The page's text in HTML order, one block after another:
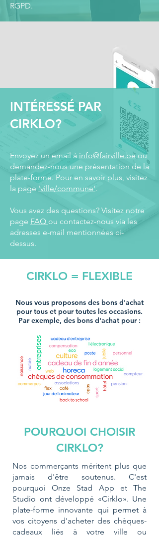
RGPD.
INTÉRESSÉ PAR
CIRKLO?
Envoyez un email à info@fairville.be ou
demandez-nous une présentation de la
plate-forme. Pour en savoir plus, visitez
la page 'ville/commune'.
Vous avez des questions? Visitez notre
page FAQ ou contactez-nous via les
adresses e-mail mentionnées ci-
dessus.
CIRKLO = FLEXIBLE
Nous vous proposons des bons d'achat
pour tous et pour toutes les occasions.
Par exemple, des bons d'achat pour :
POURQUOI CHOISIR
CIRKLO?
Nos commerçants méritent plus que
jamais d'être soutenus. C'est
pourquoi Onze Stad App et The
Studio ont développé «Cirklo». Une
plate-forme innovante qui permet à
vos citoyens d'acheter des chèques-
cadeaux liés à votre ville ou